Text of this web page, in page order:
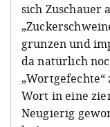
sich Zuschauer
grunzen und
da natürlich
Wort in eine
Neugierig